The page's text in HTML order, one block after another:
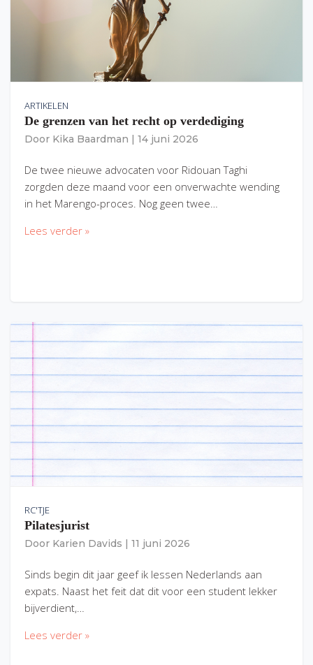
ARTIKELEN
De grenzen van het recht op verdediging
Door Kika Baardman 14 juni 2026
De twee nieuwe advocaten voor Ridouan Taghi
zorgden deze maand voor een onverwachte wending
in het Marengo-proces. Nog geen twee…
Lees verder »
RC'TJE
Pilatesjurist
Door Karien Davids 11 juni 2026
Sinds begin dit jaar geef ik lessen Nederlands aan
expats. Naast het feit dat dit voor een student lekker
bijverdient,…
Lees verder »